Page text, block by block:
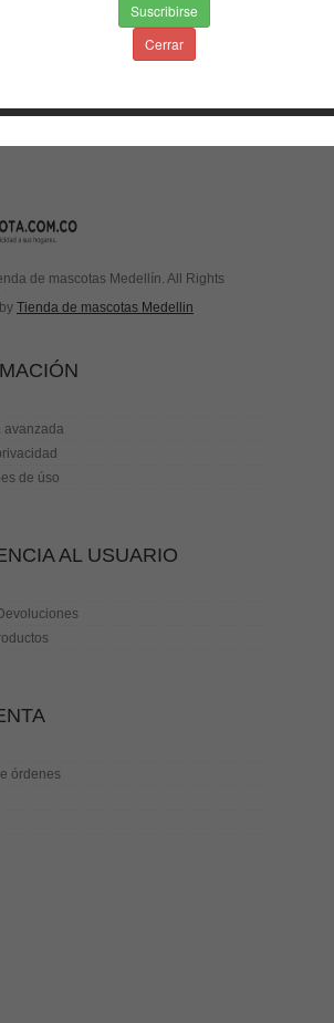
de mascotas Medellín. All Rights
Tienda de mascotas Medellin
avanzada
de úso
AL USUARIO
órdenes
Suscribirse
Cerrar